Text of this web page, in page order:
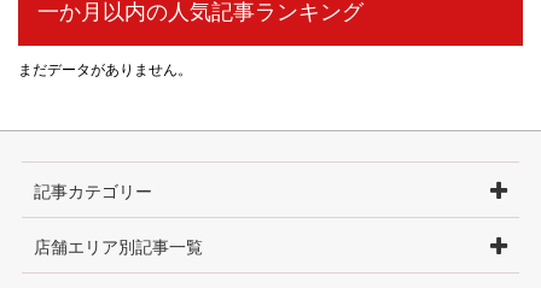
一か月以内の人気記事ランキング
まだデータがありません。
記事カテゴリー
店舗エリア別記事一覧